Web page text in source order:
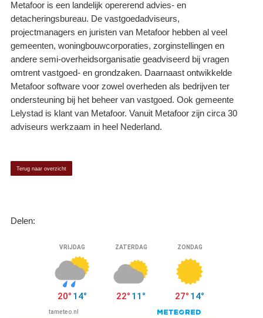
Metafoor is een landelijk opererend advies- en
detacheringsbureau. De vastgoedadviseurs,
projectmanagers en juristen van Metafoor hebben al veel
gemeenten, woningbouwcorporaties, zorginstellingen en
andere semi-overheidsorganisatie geadviseerd bij vragen
omtrent vastgoed- en grondzaken. Daarnaast ontwikkelde
Metafoor software voor zowel overheden als bedrijven ter
ondersteuning bij het beheer van vastgoed. Ook gemeente
Lelystad is klant van Metafoor. Vanuit Metafoor zijn circa 30
adviseurs werkzaam in heel Nederland.
Terug naar overzicht
Delen: